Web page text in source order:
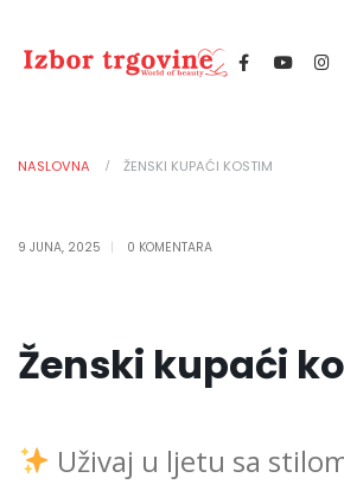
NASLOVNA ŽENSKI KUPAĆI KOSTIM
9 JUNA, 2025 0 KOMENTARA
Ženski kupaći
Uživaj u ljetu sa